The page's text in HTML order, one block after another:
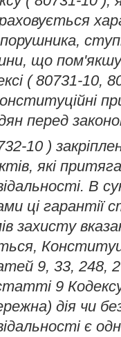
що
( 80731-10,
перед
10 )
які
В
ці
захисту
9, 33, 248,
9
дія чи
є